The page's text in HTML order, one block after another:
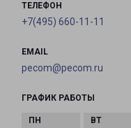
ТЕЛЕФОН
+7(495) 660-11-11
EMAIL
pecom@pecom.ru
ГРАФИК РАБОТЫ